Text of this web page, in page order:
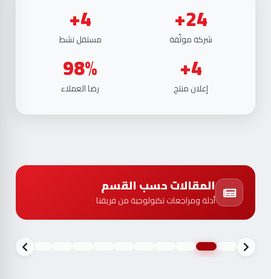
24+
شركة موثّقة
4+
مستقل نشط
4+
إعلان منتج
98%
رضا العملاء
المقالات حسب القسم
أدلة ومراجعات تكنولوجية من فريقنا